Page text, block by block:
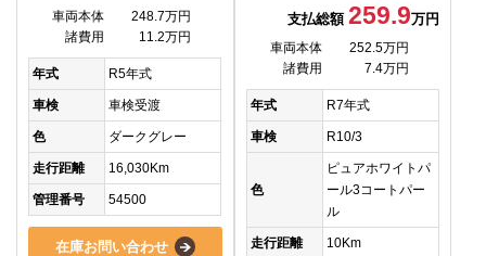
車両本体
248.7万円
諸費用
11.2万円
年式 R5年式
車検 車検受渡
色 ダークグレー
走行距離 16,030Km
管理番号 54500
在庫お問い合わせ
支払総額259.9万円
車両本体
252.5万円
諸費用
7.4万円
年式 R7年式
車検 R10/3
色
ピュアホワイトパ
ール3コートパー
ル
走行距離 10Km